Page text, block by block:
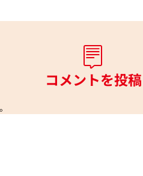
コメントを投稿